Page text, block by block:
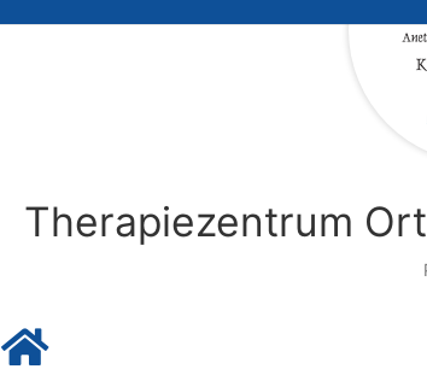
Therapiezentrum
